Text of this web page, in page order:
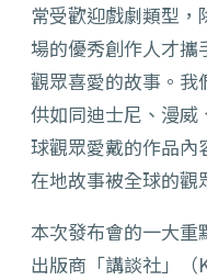
常受歡迎戲劇類型
場的優秀創作人才攜
觀眾喜愛的故事。我
供如同迪士尼、漫威
球觀眾愛戴的作品內
在地故事被全球的觀
本次發布會的一大
出版商「講談社」